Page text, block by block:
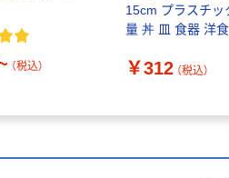
（税込）
15cm プラスチッ
量 丼 皿 食器 洋
￥312 （税込）